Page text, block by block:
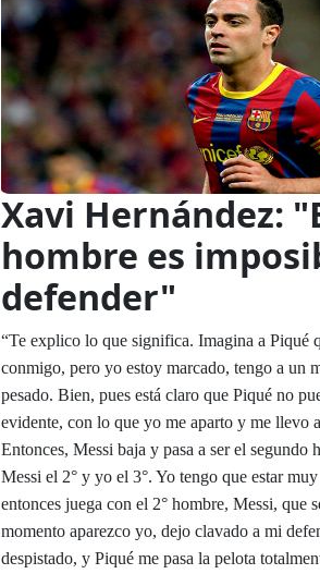
Xavi Hernández:
hombre es
defender"
“Te explico lo que significa. Imagina a Piqué
conmigo, pero yo estoy marcado, tengo a un
pesado. Bien, pues está claro que Piqué no
evidente, con lo que yo me aparto y me llevo
Entonces, Messi baja y pasa a ser el segundo
Messi el 2° y yo el 3°. Yo tengo que estar
entonces juega con el 2° hombre, Messi, que
momento aparezco yo, dejo clavado a mi
despistado, y Piqué me pasa la pelota